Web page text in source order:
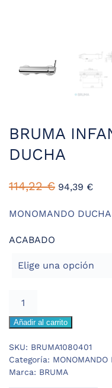
BRUMA
DUCHA
114,22€ 94,39 €
MONOMANDO
ACABADO
MONOMANDO
cantidad
Añadir al carrito
SKU: BRUMA1080401
Categoría: MONOMANDO
Marca: BRUMA